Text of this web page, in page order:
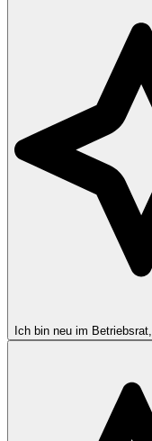
Ich bin neu im